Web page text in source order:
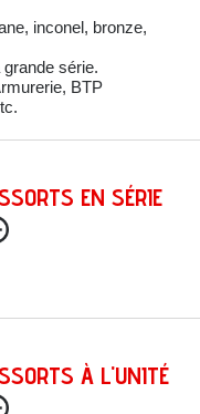
inconel, bronze,
grande série.
BTP
EN SÉRIE
À L'UNITÉ